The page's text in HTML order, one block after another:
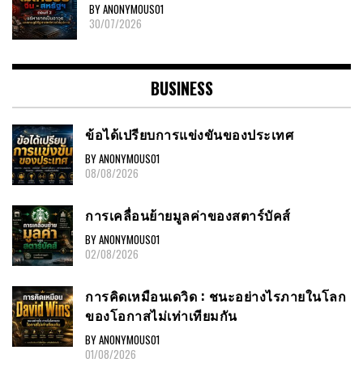
BY ANONYMOUS01
30/07/2026
BUSINESS
ข้อได้เปรียบการแข่งขันของประเทศ
BY ANONYMOUS01
08/08/2026
การเคลื่อนย้ายมูลค่าของสตาร์บัคส์
BY ANONYMOUS01
02/08/2026
การคิดเหมือนเดวิด : ชนะอย่างไรภายในโลก
ของโอกาสไม่เท่าเทียมกัน
BY ANONYMOUS01
01/08/2026